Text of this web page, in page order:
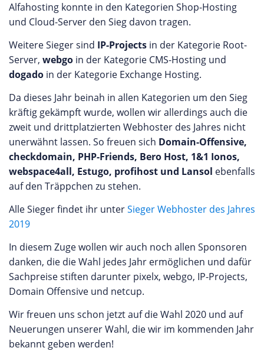
Alfahosting konnte in den Kategorien Shop-Hosting
und Cloud-Server den Sieg davon tragen.
Weitere Sieger sind IP-Projects in der Kategorie Root-
Server, webgo in der Kategorie CMS-Hosting und
dogado in der Kategorie Exchange Hosting.
Da dieses Jahr beinah in allen Kategorien um den Sieg
kräftig gekämpft wurde, wollen wir allerdings auch die
zweit und drittplatzierten Webhoster des Jahres nicht
unerwähnt lassen. So freuen sich Domain-Offensive,
checkdomain, PHP-Friends, Bero Host, 1&1 Ionos,
webspace4all, Estugo, profihost und Lansol ebenfalls
auf den Träppchen zu stehen.
Alle Sieger findet ihr unterSieger Webhoster des Jahres
2019
In diesem Zuge wollen wir auch noch allen Sponsoren
danken, die die Wahl jedes Jahr ermöglichen und dafür
Sachpreise stiften darunter pixelx, webgo, IP-Projects,
Domain Offensive und netcup.
Wir freuen uns schon jetzt auf die Wahl 2020 und auf
Neuerungen unserer Wahl, die wir im kommenden Jahr
bekannt geben werden!